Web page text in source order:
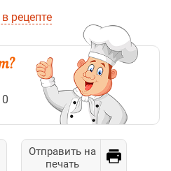
рецепте
0
Отправить на
печать